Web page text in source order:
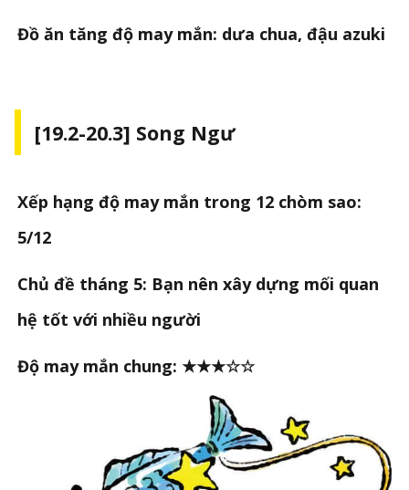
Đồ ăn tăng độ may mắn: dưa chua, đậu azuki
[19.2-20.3] Song Ngư
Xếp hạng độ may mắn trong 12 chòm sao:
5/12
Chủ đề tháng 5: Bạn nên xây dựng mối quan
hệ tốt với nhiều người
Độ may mắn chung: ★★★☆☆